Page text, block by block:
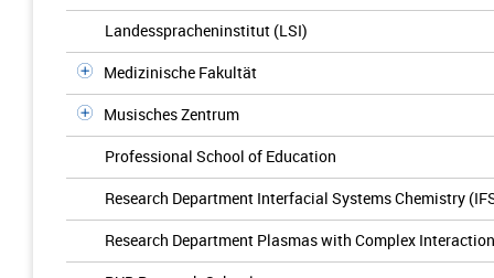
Landesspracheninstitut (LSI)
Medizinische Fakultät
Musisches Zentrum
Professional School of Education
Research Department Interfacial Systems Chemistry
Research Department Plasmas with Complex